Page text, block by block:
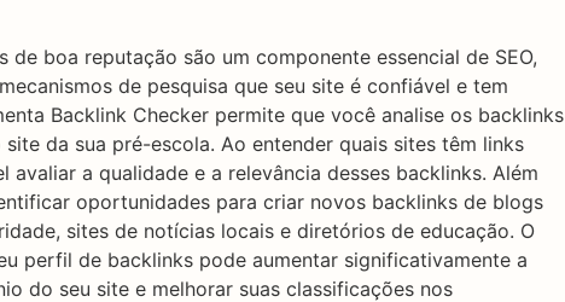
de boa reputação são um componente essencial de SEO,
de pesquisa que seu site é confiável e tem
Backlink Checker permite que você analise os backlinks
da sua pré-escola. Ao entender quais sites têm links
avaliar a qualidade e a relevância desses backlinks. Além
oportunidades para criar novos backlinks de blogs
sites de notícias locais e diretórios de educação. O
perfil de backlinks pode aumentar significativamente a
do seu site e melhorar suas classificações nos